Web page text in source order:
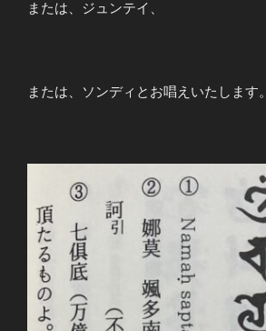
または、ジュンテイ、
または、ソンディとお唱えいたします。